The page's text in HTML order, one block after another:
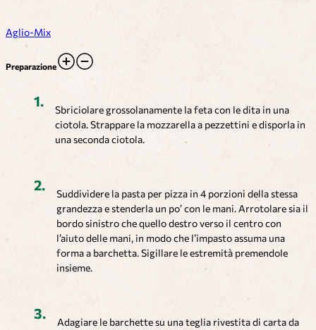
Aglio-Mix
Preparazione
Sbriciolare grossolanamente la feta con le dita in una
ciotola. Strappare la mozzarella a pezzettini e disporla in
una seconda ciotola.
Suddividere la pasta per pizza in 4 porzioni della stessa
grandezza e stenderla un po’ con le mani. Arrotolare sia il
bordo sinistro che quello destro verso il centro con
l’aiuto delle mani, in modo che l’impasto assuma una
forma a barchetta. Sigillare le estremità premendole
insieme.
Adagiare le barchette su una teglia rivestita di carta da